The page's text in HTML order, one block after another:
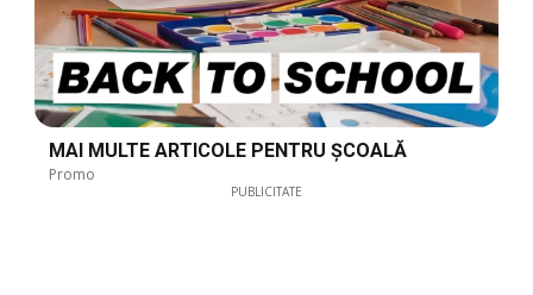
MAI MULTE ARTICOLE PENTRU ȘCOALĂ
Promo
PUBLICITATE